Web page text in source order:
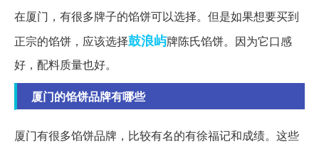
在厦门，有很多牌子的馅饼可以选择。但是如果想要买到
正宗的馅饼，应该选择鼓浪屿牌陈氏馅饼。因为它口感
好，配料质量也好。
厦门的馅饼品牌有哪些
厦门有很多馅饼品牌，比较有名的有徐福记和成绩。这些